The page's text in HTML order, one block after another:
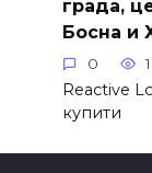
града,
Босна и
0
Reactive
купити